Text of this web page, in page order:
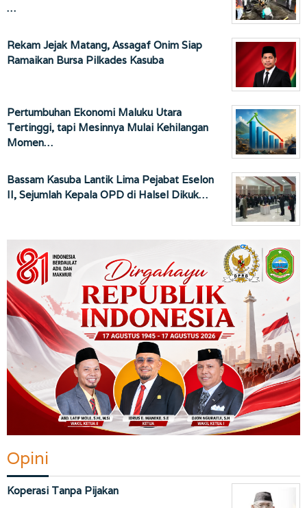
…
Rekam Jejak Matang, Assagaf Onim Siap
Ramaikan Bursa Pilkades Kasuba
Pertumbuhan Ekonomi Maluku Utara
Tertinggi, tapi Mesinnya Mulai Kehilangan
Momen…
Bassam Kasuba Lantik Lima Pejabat Eselon
II, Sejumlah Kepala OPD di Halsel Dikuk…
Opini
Koperasi Tanpa Pijakan